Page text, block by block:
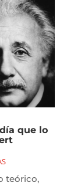
que lo
teórico,